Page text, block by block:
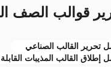
قوالب الصف
تحرير القالب الصناعي
إطلاق القالب المذيبات